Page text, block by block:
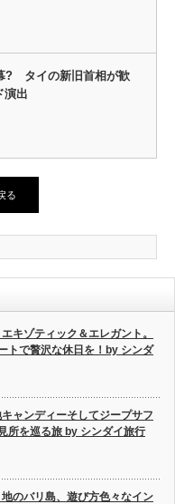
? タイの新旧首相が歓
演出
る
キゾティック＆エレガント。
トで贅沢な休日を！by シンダ
キャンディーそしてジープサフ
所を巡る旅 by シンダイ旅行
地のバリ島、遊び方色々なイン